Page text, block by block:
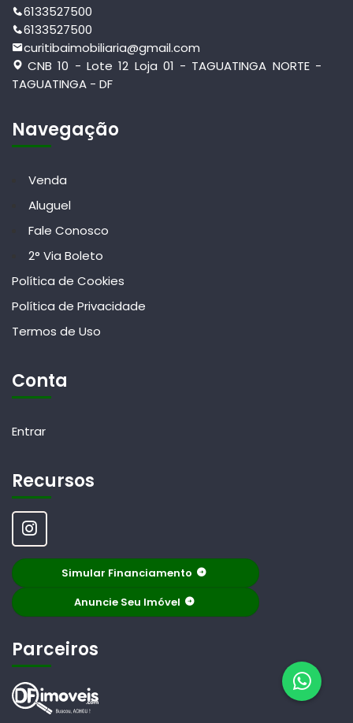
6133527500
6133527500
curitibaimobiliaria@gmail.com
CNB 10 - Lote 12 Loja 01 - TAGUATINGA NORTE -
TAGUATINGA - DF
Navegação
Venda
Aluguel
Fale Conosco
2° Via Boleto
Política de Cookies
Política de Privacidade
Termos de Uso
Conta
Entrar
Recursos
Simular Financiamento
Anuncie Seu Imóvel
Parceiros